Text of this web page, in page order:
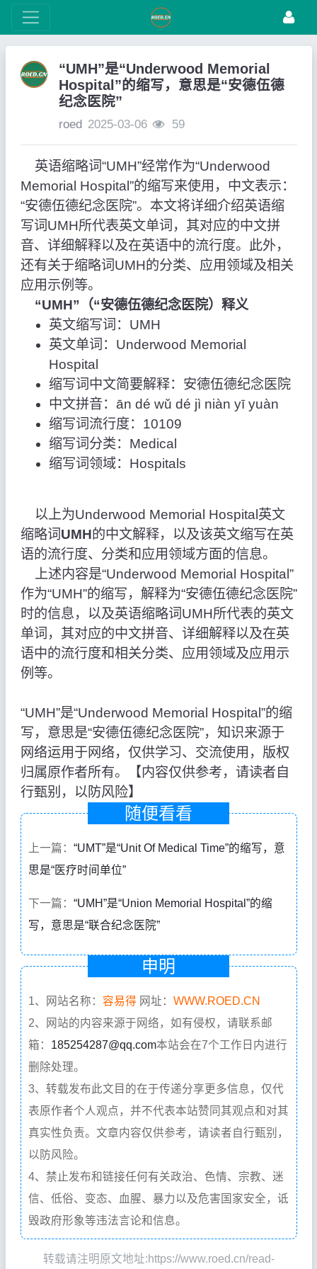
“UMH”是“Underwood Memorial
Hospital”的缩写，意思是“安德伍德
纪念医院”
roed 2025-03-06 59
英语缩略词“UMH”经常作为“Underwood
Memorial Hospital”的缩写来使用，中文表示：
“安德伍德纪念医院”。本文将详细介绍英语缩
写词UMH所代表英文单词，其对应的中文拼
音、详细解释以及在英语中的流行度。此外，
还有关于缩略词UMH的分类、应用领域及相关
应用示例等。
“UMH”（“安德伍德纪念医院）释义
英文缩写词：UMH
英文单词：Underwood Memorial
Hospital
缩写词中文简要解释：安德伍德纪念医院
中文拼音：ān dé wǔ dé jì niàn yī yuàn
缩写词流行度：10109
缩写词分类：Medical
缩写词领域：Hospitals
以上为Underwood Memorial Hospital英文
缩略词 UMH的中文解释，以及该英文缩写在英
语的流行度、分类和应用领域方面的信息。
上述内容是“Underwood Memorial Hospital”
作为“UMH”的缩写，解释为“安德伍德纪念医院”
时的信息，以及英语缩略词UMH所代表的英文
单词，其对应的中文拼音、详细解释以及在英
语中的流行度和相关分类、应用领域及应用示
例等。
“UMH”是“Underwood Memorial Hospital”的缩
写，意思是“安德伍德纪念医院”，知识来源于
网络运用于网络，仅供学习、交流使用，版权
归属原作者所有。【内容仅供参考，请读者自
行甄别，以防风险】
随便看看
上一篇： “UMT”是“Unit Of Medical Time”的缩写，意
思是“医疗时间单位”
下一篇： “UMH”是“Union Memorial Hospital”的缩
写，意思是“联合纪念医院”
申明
1、网站名称： 容易得 网址： WWW.ROED.CN
2、网站的内容来源于网络，如有侵权，请联系邮
箱： 185254287@qq.com本站会在7个工作日内进行
删除处理。
3、转载发布此文目的在于传递分享更多信息，仅代
表原作者个人观点，并不代表本站赞同其观点和对其
真实性负责。文章内容仅供参考，请读者自行甄别，
以防风险。
4、禁止发布和链接任何有关政治、色情、宗教、迷
信、低俗、变态、血腥、暴力以及危害国家安全，诋
毁政府形象等违法言论和信息。
转载请注明原文地址:https://www.roed.cn/read-